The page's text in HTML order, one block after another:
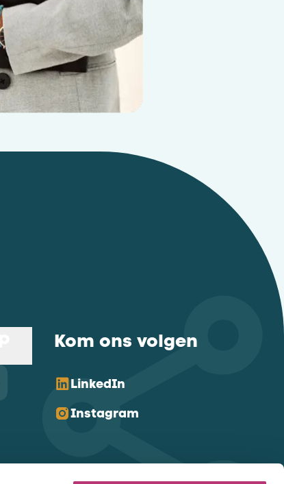
Kom ons volgen
LinkedIn
Instagram